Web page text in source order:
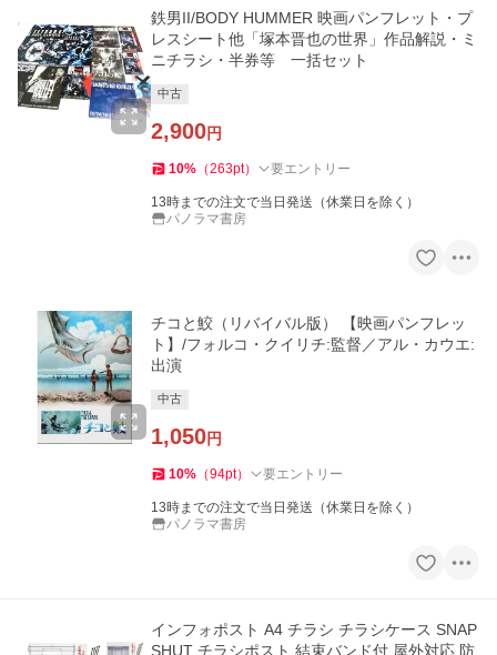
鉄男II/BODY HUMMER 映画パンフレット・プ
レスシート他「塚本晋也の世界」作品解説・ミ
ニチラシ・半券等 一括セット
中古
2,900円
10% （263pt） 要エントリー
13時までの注文で当日発送（休業日を除く）
パノラマ書房
チコと鮫（リバイバル版） 【映画パンフレッ
ト】/フォルコ・クイリチ:監督／アル・カウエ:
出演
中古
1,050円
10% （94pt） 要エントリー
13時までの注文で当日発送（休業日を除く）
パノラマ書房
インフォポスト A4 チラシ チラシケース SNAP
SHUT チラシポスト 結束バンド付 屋外対応 防